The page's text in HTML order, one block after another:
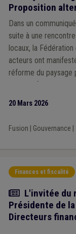
Proposition
Dans un
suite à une
locaux, la Fédération
acteurs ont
réforme du paysage
d’objectifs
proposition est
20 Mars 2026
Fusion Gouvernance
Finances et fiscalité
Article
L'invitée du
Présidente de
Directeurs